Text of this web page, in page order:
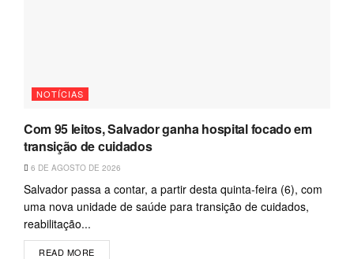
NOTÍCIAS
Com 95 leitos, Salvador ganha hospital focado em
transição de cuidados
6 DE AGOSTO DE 2026
Salvador passa a contar, a partir desta quinta-feira (6), com
uma nova unidade de saúde para transição de cuidados,
reabilitação...
READ MORE